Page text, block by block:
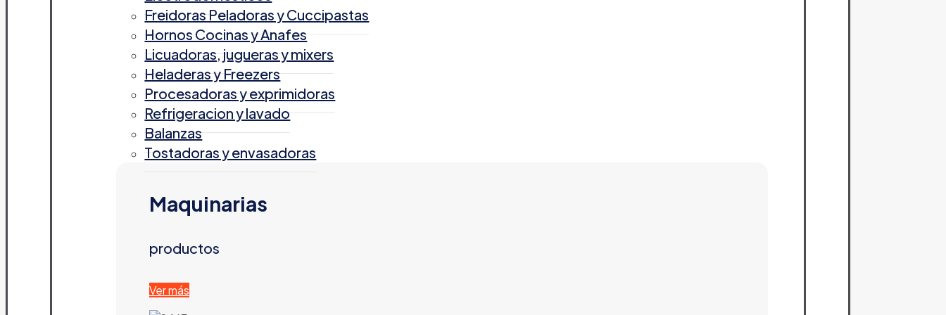
Freidoras Peladoras y Cuccipastas
Hornos Cocinas y Anafes
Licuadoras, jugueras y mixers
Heladeras y Freezers
Procesadoras y exprimidoras
Refrigeracion y lavado
Balanzas
Tostadoras y envasadoras
Maquinarias
productos
Ver más